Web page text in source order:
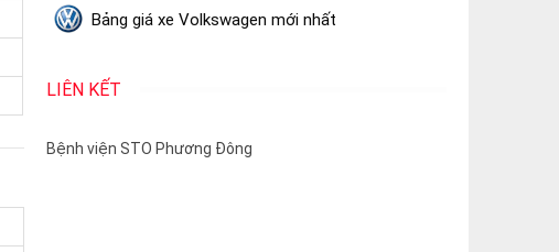
Bảng giá xe Volkswagen mới nhất
LIÊN KẾT
Bệnh viện STO Phương Đông